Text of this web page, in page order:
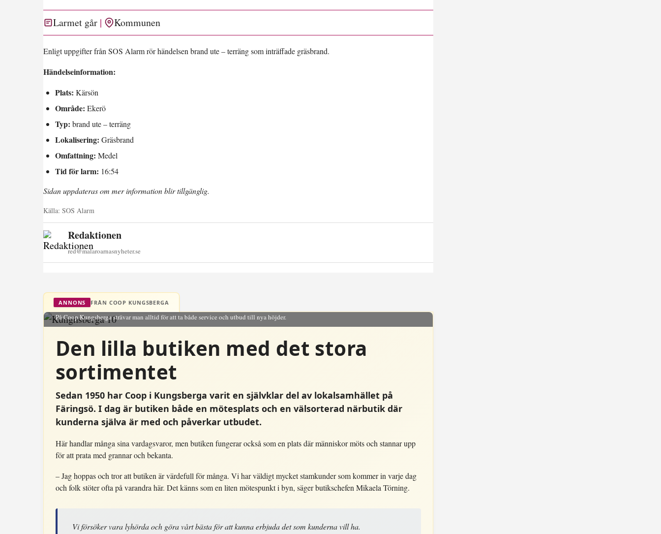
Larmet går Kommunen
Enligt uppgifter från SOS Alarm rör händelsen brand ute – terräng som inträffade gräsbrand.
Händelseinformation:
Plats: Kärsön
Område: Ekerö
Typ: brand ute – terräng
Lokalisering: Gräsbrand
Omfattning: Medel
Tid för larm: 16:54
Sidan uppdateras om mer information blir tillgänglig.
Källa: SOS Alarm
Redaktionen
red@malaroarnasnyheter.se
ANNONS FRÅN COOP KUNGSBERGA
På Coop Kungsberga strävar man alltid för att ta både service och utbud till nya höjder.
Den lilla butiken med det stora
sortimentet
Sedan 1950 har Coop i Kungsberga varit en självklar del av lokalsamhället på
Färingsö. I dag är butiken både en mötesplats och en välsorterad närbutik där
kunderna själva är med och påverkar utbudet.
Här handlar många sina vardagsvaror, men butiken fungerar också som en plats där människor möts och stannar upp
för att prata med grannar och bekanta.
– Jag hoppas och tror att butiken är värdefull för många. Vi har väldigt mycket stamkunder som kommer in varje dag
och folk stöter ofta på varandra här. Det känns som en liten mötespunkt i byn, säger butikschefen Mikaela Törning.
Vi försöker vara lyhörda och göra vårt bästa för att kunna erbjuda det som kunderna vill ha.